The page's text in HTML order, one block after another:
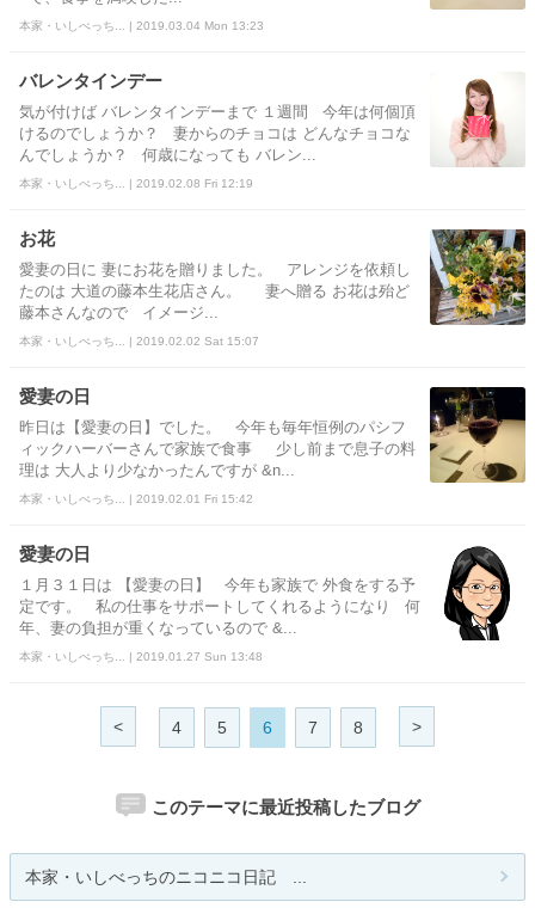
本家・いしべっち... | 2019.03.04 Mon 13:23
バレンタインデー
気が付けば バレンタインデーまで １週間 今年は何個頂
けるのでしょうか？ 妻からのチョコは どんなチョコな
んでしょうか？ 何歳になっても バレン...
本家・いしべっち... | 2019.02.08 Fri 12:19
お花
愛妻の日に 妻にお花を贈りました。 アレンジを依頼し
たのは 大道の藤本生花店さん。 妻へ贈る お花は殆ど
藤本さんなので イメージ...
本家・いしべっち... | 2019.02.02 Sat 15:07
愛妻の日
昨日は【愛妻の日】でした。 今年も毎年恒例のパシフ
ィックハーバーさんで家族で食事 少し前まで息子の料
理は 大人より少なかったんですが &n...
本家・いしべっち... | 2019.02.01 Fri 15:42
愛妻の日
１月３１日は 【愛妻の日】 今年も家族で 外食をする予
定です。 私の仕事をサポートしてくれるようになり 何
年、妻の負担が重くなっているので &...
本家・いしべっち... | 2019.01.27 Sun 13:48
< 4 5 6 7 8 >
このテーマに最近投稿したブログ
本家・いしべっちのニコニコ日記 ...